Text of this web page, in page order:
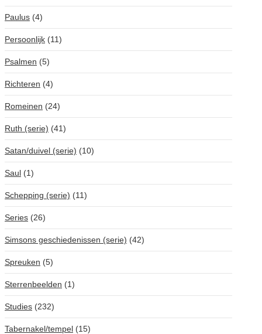
Paulus (4)
Persoonlijk (11)
Psalmen (5)
Richteren (4)
Romeinen (24)
Ruth (serie) (41)
Satan/duivel (serie) (10)
Saul (1)
Schepping (serie) (11)
Series (26)
Simsons geschiedenissen (serie) (42)
Spreuken (5)
Sterrenbeelden (1)
Studies (232)
Tabernakel/tempel (15)